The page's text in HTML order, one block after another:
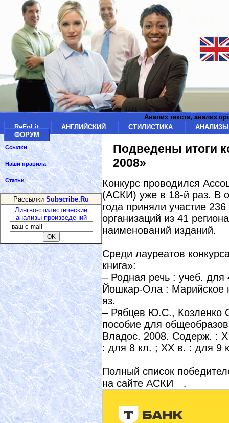
Анализ текста, анализ
ReFoLit
АНГЛИЙСКИЙ СТИЛИСТИКА
ФОРУМ
Подведены итоги
2008»
Конкурс проводился
(АСКИ) уже в 18-й раз. В
года приняли участие
организаций из 41
наименований изданий.
Среди лауреатов
книга»:
– Родная речь : учеб.
Йошкар-Ола : Марийское
яз.
– Рябцев Ю.С., Козленко
пособие для
Владос. 2008. Содерж. :
: для 8 кл. ; ХХ в. : для 9
Полный список
на сайте АСКИ
.
Ссылки
Наши правила
Статьи
Рассылки Subscribe.Ru
Лингво-стилистические
анализы произведений